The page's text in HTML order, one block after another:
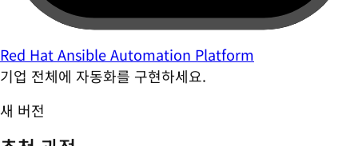
Red Hat Ansible Automation Platform
기업 전체에 자동화를 구현하세요.
새 버전